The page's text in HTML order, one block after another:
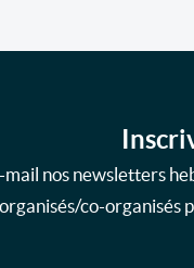
mail nos newsletters
co-organisés